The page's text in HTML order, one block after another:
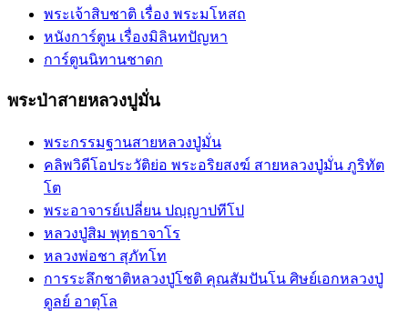
พระเจ้าสิบชาติ เรื่อง พระมโหสถ
หนังการ์ตูน เรื่องมิลินทปัญหา
การ์ตูนนิทานชาดก
พระป่าสายหลวงปูมั่น
พระกรรมฐานสายหลวงปู่มั่น
คลิพวิดีโอประวัติย่อ พระอริยสงฆ์ สายหลวงปู่มั่น ภูริทัต
โต
พระอาจารย์เปลี่ยน ปญฺญาปทีโป
หลวงปู่สิม พุทฺธาจาโร
หลวงพ่อชา สุภัทโท
การระลึกชาติหลวงปู่โชติ คุณสัมปันโน ศิษย์เอกหลวงปู่
ดูลย์ อาตุโล